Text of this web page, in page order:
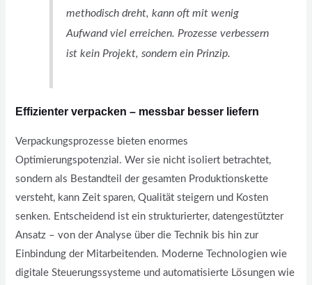
methodisch dreht, kann oft mit wenig
Aufwand viel erreichen. Prozesse verbessern
ist kein Projekt, sondern ein Prinzip.
Effizienter verpacken – messbar besser liefern
Verpackungsprozesse bieten enormes
Optimierungspotenzial. Wer sie nicht isoliert betrachtet,
sondern als Bestandteil der gesamten Produktionskette
versteht, kann Zeit sparen, Qualität steigern und Kosten
senken. Entscheidend ist ein strukturierter, datengestützter
Ansatz – von der Analyse über die Technik bis hin zur
Einbindung der Mitarbeitenden. Moderne Technologien wie
digitale Steuerungssysteme und automatisierte Lösungen wie